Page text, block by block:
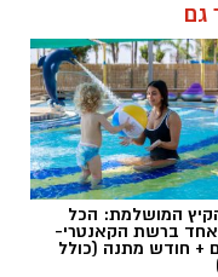
גם
הקיץ המושלמת: הכל
ברשת הקאנטרי-
+ חודש מתנה (כולל